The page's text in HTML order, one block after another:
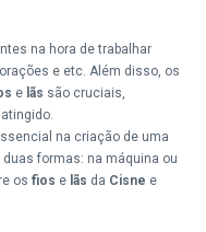
na hora de trabalhar
e etc. Além disso, os
e lãs são cruciais,
na criação de uma
formas: na máquina ou
osfios e lãs da Cisne e